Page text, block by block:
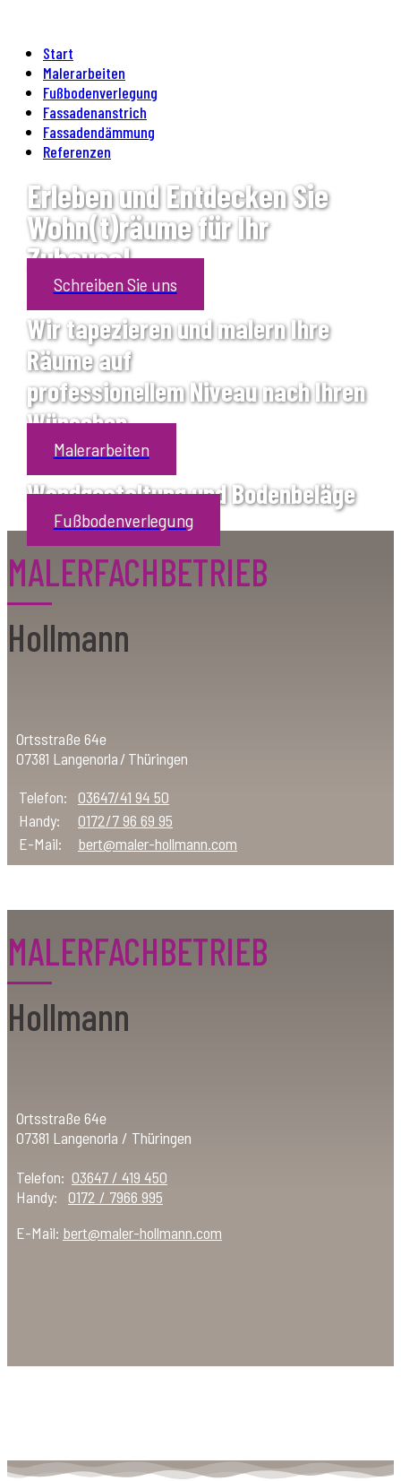
Start
Malerarbeiten
Fußbodenverlegung
Fassadenanstrich
Fassadendämmung
Erleben und Entdecken Sie
Wohn(t)räume für Ihr
Zuhause!
Wir tapezieren und malern Ihre
Räume auf
professionellem Niveau nach Ihren
Wünschen
Wandgestaltung und Bodenbeläge
MALERFACHBETRIEB
Hollmann
Ortsstraße 64e
Telefon:
03647/41 94 50
Handy:
0172/7 96 69 95
E-Mail:
bert@maler-hollmann.com
MALERFACHBETRIEB
Hollmann
Ortsstraße 64e
Telefon:03647 / 419 450